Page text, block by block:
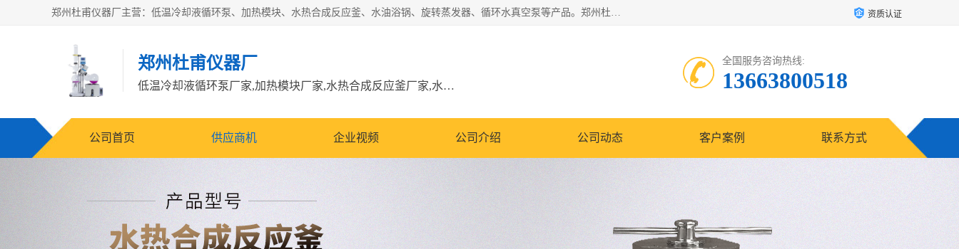
郑州杜甫仪器厂主营：低温冷却液循环泵、加热模块、水热合成反应釜、水油浴锅、旋转蒸发器、循环水真空泵等产品。郑州杜甫仪器厂在众多的教学仪器行业中依靠科技力量扬长避短、迅速发展，成为国家教委*生产教学仪器的厂家，产品具有国内良好水平，主导产品通过ISO9002质量认证。 资质认证
郑州杜甫仪器厂
低温冷却液循环泵厂家,加热模块厂家,水热合成反应釜厂家,水油浴锅厂家,旋转蒸发器厂家
全国服务咨询热线:
13663800518
公司首页 供应商机 企业视频 公司介绍 公司动态 客户案例 联系方式